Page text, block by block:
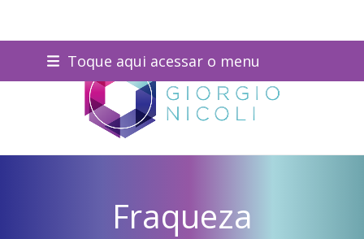
content
Toque aqui acessar o menu
Fraqueza